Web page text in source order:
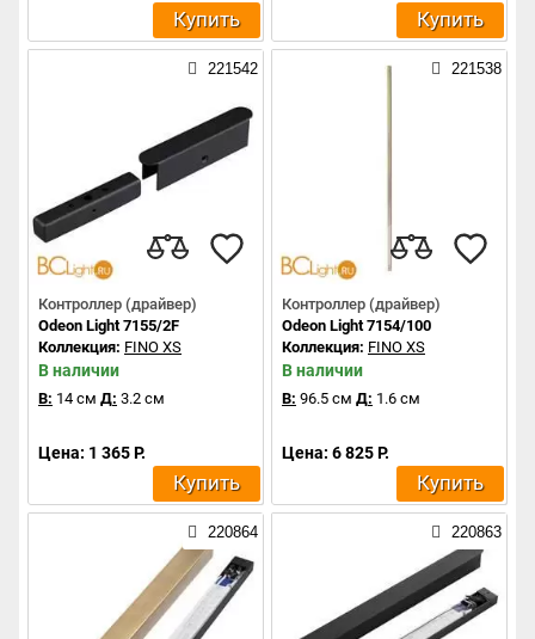
Купить Купить
221542
Контроллер (драйвер)
Odeon Light 7155/2F
Коллекция: FINO XS
В наличии
В: 14 см Д: 3.2 см
Цена: 1 365 Р.
Купить
221538
Контроллер (драйвер)
Odeon Light 7154/100
Коллекция: FINO XS
В наличии
В: 96.5 см Д: 1.6 см
Цена: 6 825 Р.
Купить
220864 220863